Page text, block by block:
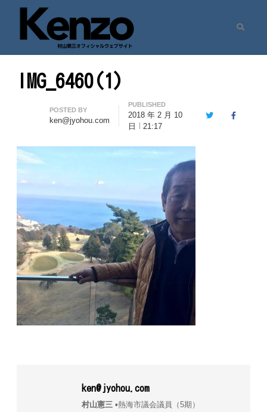
七転八起 – 村山憲三 Official Site
村山憲三ウェブサイト
IMG_6460(1)
Author
POSTED BY
ken@jyohou.com
PUBLISHED
2018 年 2 月 10
日
21:17
TwitterFacebook
ken@jyohou.com
村山憲三▪︎熱海市議会議員（5期）